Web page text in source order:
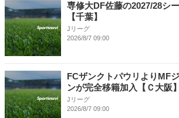
専修大DF佐藤の2027/28シ
【千葉】
Jリーグ
2026/8/7 09:00
FCザンクトパウリよりMF
ンが完全移籍加入【Ｃ大阪】
Jリーグ
2026/8/7 09:00